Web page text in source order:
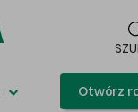
Otwórz